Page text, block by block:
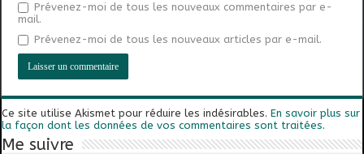
Prévenez-moi de tous les nouveaux commentaires par e-
mail.
Prévenez-moi de tous les nouveaux articles par e-mail.
Ce site utilise Akismet pour réduire les indésirables.En savoir plus sur
la façon dont les données de vos commentaires sont traitées.
Me suivre